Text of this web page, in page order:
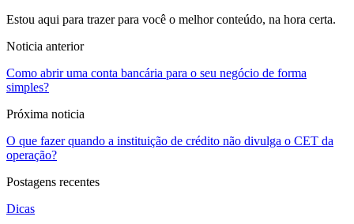
Estou aqui para trazer para você o melhor conteúdo, na hora certa.
Noticia anterior
Como abrir uma conta bancária para o seu negócio de forma
simples?
Próxima noticia
O que fazer quando a instituição de crédito não divulga o CET da
operação?
Postagens recentes
Dicas